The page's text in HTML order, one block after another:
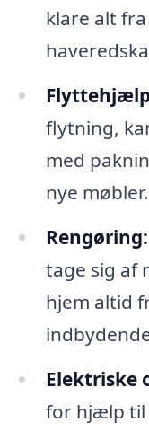
klare alt
flytning,
med
nye møbler.
Rengøring:
tage sig af
hjem altid
Elektriske
for hjælp til